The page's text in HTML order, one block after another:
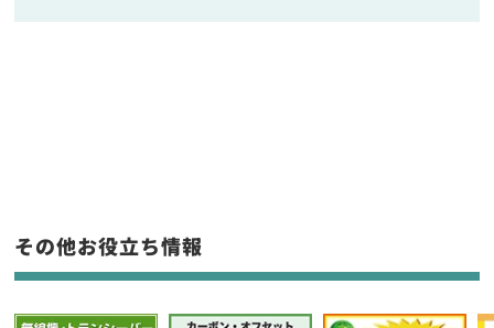
フリーワード入力(製品名等)
選択条件をリセット
その他お役立ち情報